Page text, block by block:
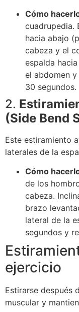
Cómo
cuadrupedia.
hacia abajo
cabeza y el
espalda
el abdomen
30 segundos.
2.
(Side Bend
Este estiramiento
laterales de la
Cómo
de los
cabeza.
brazo
lateral de la
segundos y
ejercicio
Estirarse después
muscular y